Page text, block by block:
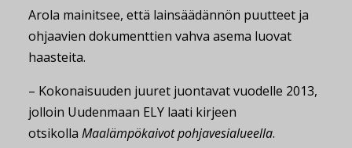
Arola mainitsee, että lainsäädännön puutteet ja
ohjaavien dokumenttien vahva asema luovat
haasteita.
– Kokonaisuuden juuret juontavat vuodelle 2013,
jolloin Uudenmaan ELY laati kirjeen
otsikolla Maalämpökaivot pohjavesialueella.